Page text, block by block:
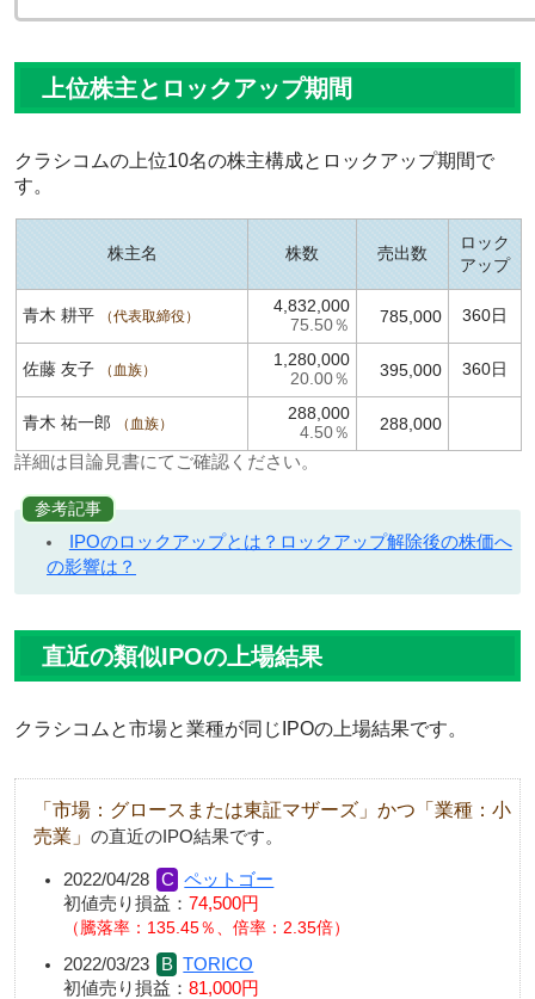
上位株主とロックアップ期間
クラシコムの上位10名の株主構成とロックアップ期間で
す。
株主名 株数 売出数
ロック
アップ
青木 耕平 代表取締役
4,832,000
75.50％ 785,000 360日
佐藤 友子 血族
1,280,000
20.00％ 395,000 360日
青木 祐一郎 血族
288,000
4.50％ 288,000
詳細は目論見書にてご確認ください。
参考記事
IPOのロックアップとは？ロックアップ解除後の株価へ
の影響は？
直近の類似IPOの上場結果
クラシコムと市場と業種が同じIPOの上場結果です。
「市場：グロースまたは東証マザーズ」かつ「業種：小
売業」 の直近のIPO結果です。
2022/04/28
ペットゴー
初値売り損益： 74,500円
騰落率：135.45％、倍率：2.35倍
2022/03/23
TORICO
初値売り損益： 81,000円